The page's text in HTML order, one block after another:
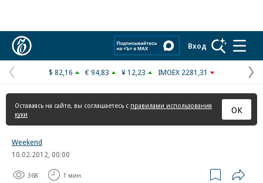
Вход
Предыдущая
страница
$ 82,16 € 94,83 ¥ 12,23 IMOEX 2281,31
Оставаясь на сайте, вы соглашаетесь с правилами использования
куки
ОК
Weekend
10.02.2012, 00:00
368 1 мин.